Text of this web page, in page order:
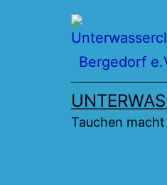
Tauchen macht